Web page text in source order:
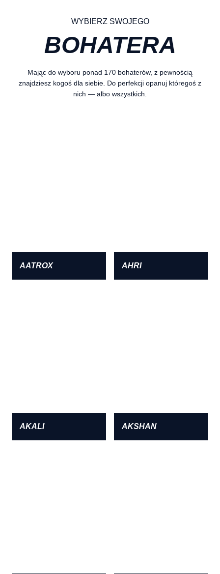
WYBIERZ SWOJEGO
BOHATERA
Mając do wyboru ponad 170 bohaterów, z pewnością
znajdziesz kogoś dla siebie. Do perfekcji opanuj któregoś z
nich — albo wszystkich.
AATROX AHRI
AKALI AKSHAN